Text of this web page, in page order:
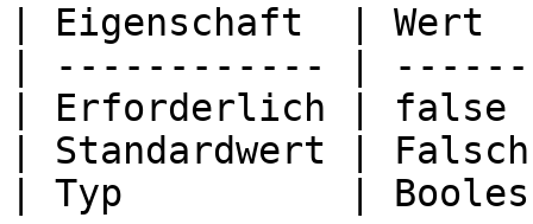
| Eigenschaft  |
| ------------ |
| Erforderlich |
| Standardwert |
| Typ          |